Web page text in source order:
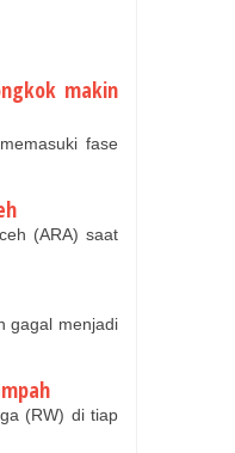
makin
fase
(ARA) saat
gagal menjadi
(RW) di tiap